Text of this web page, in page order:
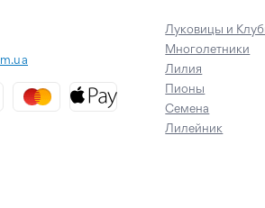
Луковицы и
Многолетники
Лилия
Пионы
Семена
Лилейник